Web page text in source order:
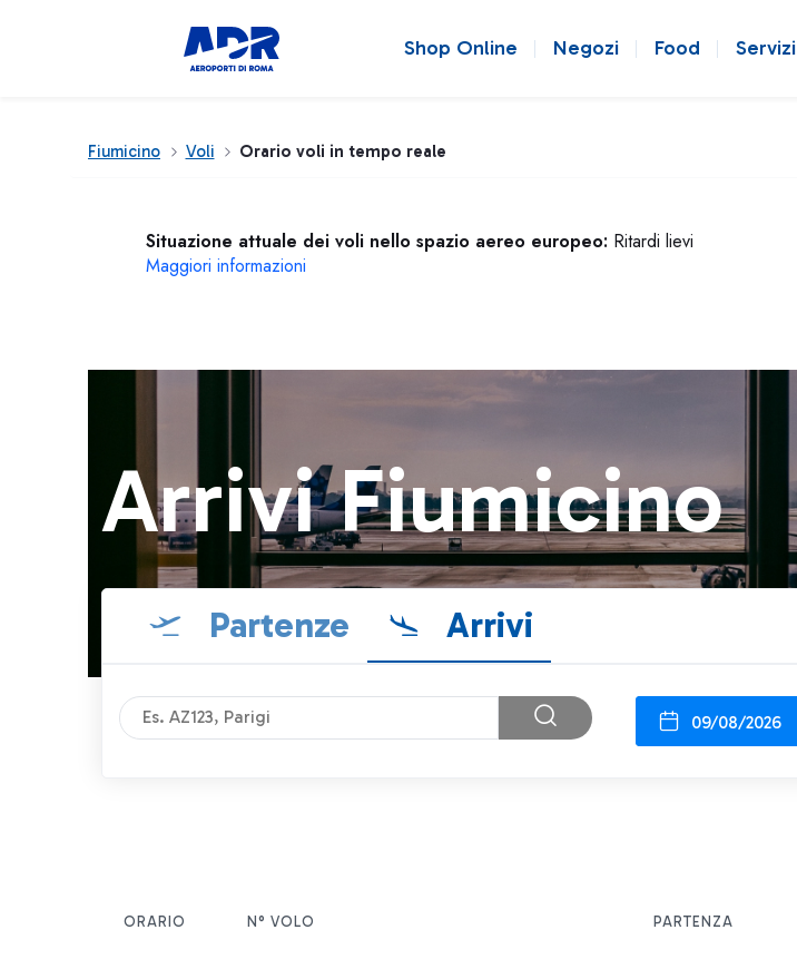
Shop Online Negozi Food Servizi
Fiumicino Voli Orario voli in tempo reale
Situazione attuale dei voli nello spazio aereo europeo: Ritardi lievi
Maggiori informazioni
Arrivi Fiumicino
Partenze Arrivi
09/08/2026
ORARIO N° VOLO PARTENZA